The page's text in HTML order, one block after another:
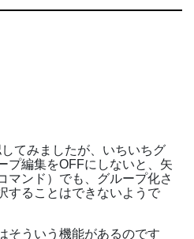
てみましたが、いちいちグ
プ編集をOFFにしないと、矢
マンド）でも、グループ化さ
することはできないようで
そういう機能があるのです